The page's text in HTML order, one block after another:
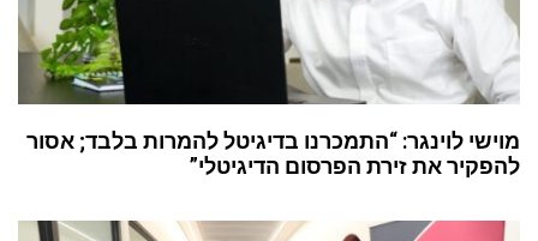
מוישי לוינגר: “התמכרנו בדיגיטל להמרות בלבד; אסור
להפקיר את זירת הפרסום הדיגיטלי”